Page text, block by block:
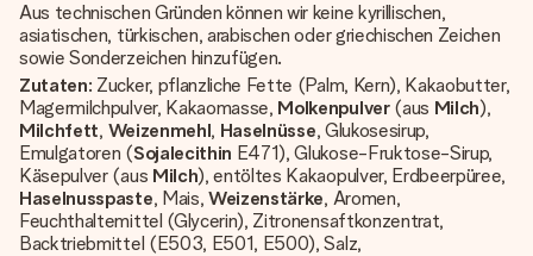
Aus technischen Gründen können wir keine kyrillischen,
asiatischen, türkischen, arabischen oder griechischen Zeichen
sowie Sonderzeichen hinzufügen.
Zutaten: Zucker, pflanzliche Fette (Palm, Kern), Kakaobutter,
Magermilchpulver, Kakaomasse, Molkenpulver (aus Milch),
Milchfett, Weizenmehl, Haselnüsse, Glukosesirup,
Emulgatoren (Sojalecithin E471), Glukose-Fruktose-Sirup,
Käsepulver (aus Milch), entöltes Kakaopulver, Erdbeerpüree,
Haselnusspaste, Mais, Weizenstärke, Aromen,
Feuchthaltemittel (Glycerin), Zitronensaftkonzentrat,
Backtriebmittel (E503, E501, E500), Salz,